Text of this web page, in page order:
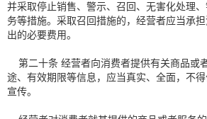
并采取停止销售、警示、召回、无害化处理
务等措施。采取召回措施的，经营者应当承
出的必要费用。
第二十条 经营者向消费者提供有关商品或
途、有效期限等信息，应当真实、全面，不
宣传。